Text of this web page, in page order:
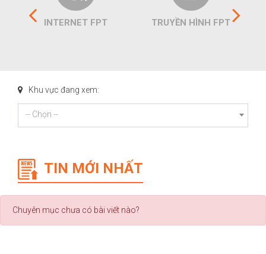
INTERNET FPT TRUYỀN HÌNH FPT
Khu vực đang xem:
-- Chọn --
TIN MỚI NHẤT
Chuyên mục chưa có bài viết nào?